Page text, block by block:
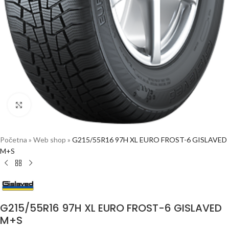
Click to enlarge
Početna » Web shop » G215/55R16 97H XL EURO FROST-6 GISLAVED
M+S
G215/55R16 97H XL EURO FROST-6 GISLAVED
M+S